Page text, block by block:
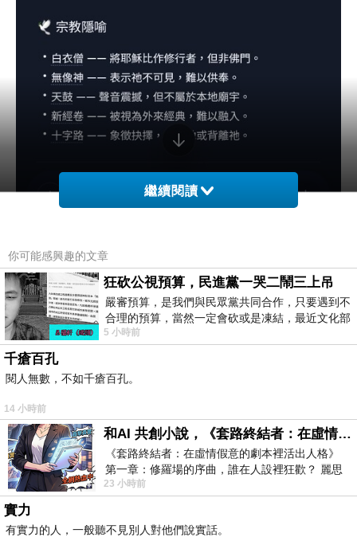
繼續閱讀
你可能感興趣的文章
狂砍公視預算，民進黨一哭二鬧三上吊
嚴審預算，是我們與民眾黨共同合作，只要遇到不
合理的預算，當然一定會砍或是凍結，最近文化部
要編列公視和Taiwan plus預算，在110年
5 小時前
千瘡百孔
閱人無數，不如千瘡百孔。
14 小時前
和AI 共創小說，《套路終結者：在虛情假意的劇本裡活出人格》
《套路終結者：在虛情假意的劇本裡活出人格》
第一章：修羅場的序曲，誰在人設裡狂歡？ 麗思
卡爾頓酒店的總統套房內，燈光昏
23 小時前
實力
有實力的人，一般聽不見別人對他們說實話。